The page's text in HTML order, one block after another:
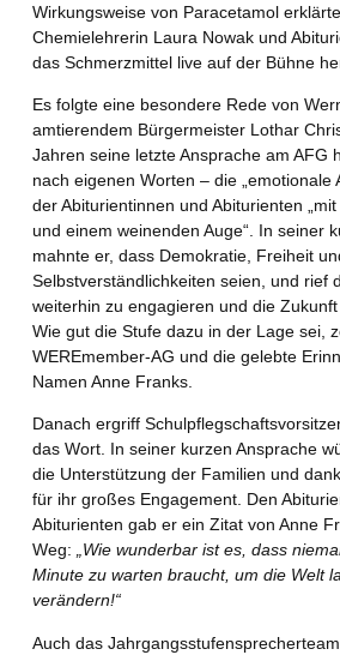
Wirkungsweise von Paracetamol
Chemielehrerin Laura Nowak und
das Schmerzmittel live auf der Bühne
Es folgte eine besondere Rede von
amtierendem Bürgermeister Lothar
Jahren seine letzte Ansprache am AFG
nach eigenen Worten – die „emotionale
der Abiturientinnen und Abiturienten
und einem weinenden Auge“. In seiner
mahnte er, dass Demokratie, Freiheit
Selbstverständlichkeiten seien, und rief
weiterhin zu engagieren und die Zukunft
Wie gut die Stufe dazu in der Lage sei,
WEREmember-AG und die gelebte
Namen Anne Franks.
Danach ergriff
das Wort. In seiner kurzen Ansprache
die Unterstützung der Familien und
für ihr großes Engagement. Den
Abiturienten gab er ein Zitat von Anne
Weg: „Wie wunderbar ist es, dass
Minute zu warten braucht, um die Welt
verändern!“
Auch das